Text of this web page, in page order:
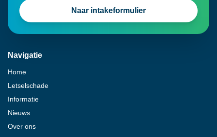
Naar intakeformulier
Navigatie
Home
Letselschade
Informatie
Nieuws
Over ons